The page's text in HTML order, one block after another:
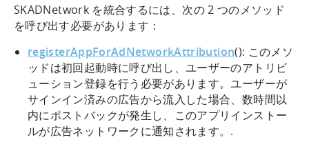
SKADNetwork を統合するには、次の 2 つのメソッド
を呼び出す必要があります：
registerAppForAdNetworkAttribution(): このメソ
ッドは初回起動時に呼び出し、ユーザーのアトリビ
ューション登録を行う必要があります。ユーザーが
サインイン済みの広告から流入した場合、数時間以
内にポストバックが発生し、このアプリインストー
ルが広告ネットワークに通知されます。.